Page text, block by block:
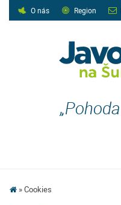
O nás Region
„Pohoda
Cookies